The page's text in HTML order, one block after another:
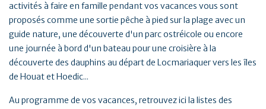
activités à faire en famille pendant vos vacances vous sont
proposés comme une sortie pêche à pied sur la plage avec un
guide nature, une découverte d'un parc ostréicole ou encore
une journée à bord d'un bateau pour une croisière à la
découverte des dauphins au départ de Locmariaquer vers les îles
de Houat et Hoedic...
Au programme de vos vacances, retrouvez ici la listes des